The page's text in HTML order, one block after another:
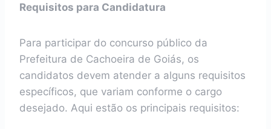
Requisitos para Candidatura
Para participar do concurso público da
Prefeitura de Cachoeira de Goiás, os
candidatos devem atender a alguns requisitos
específicos, que variam conforme o cargo
desejado. Aqui estão os principais requisitos: